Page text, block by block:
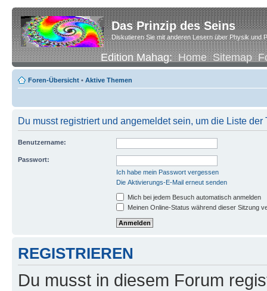
Das Prinzip des Seins
Diskutieren Sie mit anderen Lesern über Physik und
Edition Mahag:Home Sitemap
Foren-Übersicht • Aktive Themen
Du musst registriert und angemeldet sein, um die Liste
Benutzername:
Passwort:
Ich habe mein Passwort vergessen
Die Aktivierungs-E-Mail erneut senden
Mich bei jedem Besuch automatisch anmelden
Meinen Online-Status während dieser Sitzung
REGISTRIEREN
Du musst in diesem Forum